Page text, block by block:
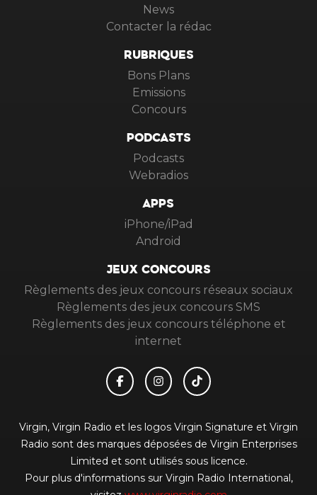
News
Contacter la rédac
RUBRIQUES
Bons Plans
Emissions
Concours
PODCASTS
Podcasts
Webradios
APPS
iPhone/iPad
Android
JEUX CONCOURS
Règlements des jeux concours réseaux sociaux
Règlements des jeux concours SMS
Règlements des jeux concours téléphone et
internet
Virgin, Virgin Radio et les logos Virgin Signature et Virgin
Radio sont des marques déposées de Virgin Enterprises
Limited et sont utilisés sous licence.
Pour plus d'informations sur Virgin Radio International,